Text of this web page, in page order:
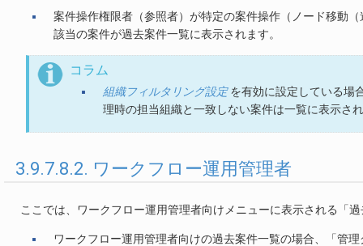
案件操作権限者（参照者）が特定の案件操作（ノード移動
該当の案件が過去案件一覧に表示されます。
コラム
組織フィルタリング設定を有効に設定している場
理時の担当組織と一致しない案件は一覧に表示さ
3.9.7.8.2. ワークフロー運用管理者
ここでは、ワークフロー運用管理者向けメニューに表示される「
ワークフロー運用管理者向けの過去案件一覧の場合、「管